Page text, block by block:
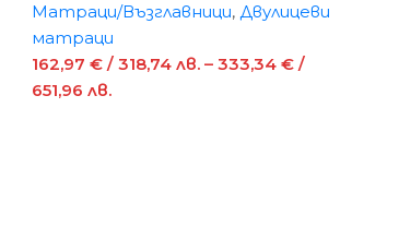
Матраци/Възглавници, Двулицеви
матраци
162,97 € / 318,74 лв. – 333,34 € /
651,96 лв.